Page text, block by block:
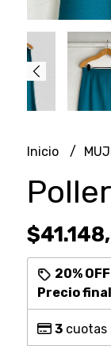
Inicio
20% OFF
Precio
3cuotas